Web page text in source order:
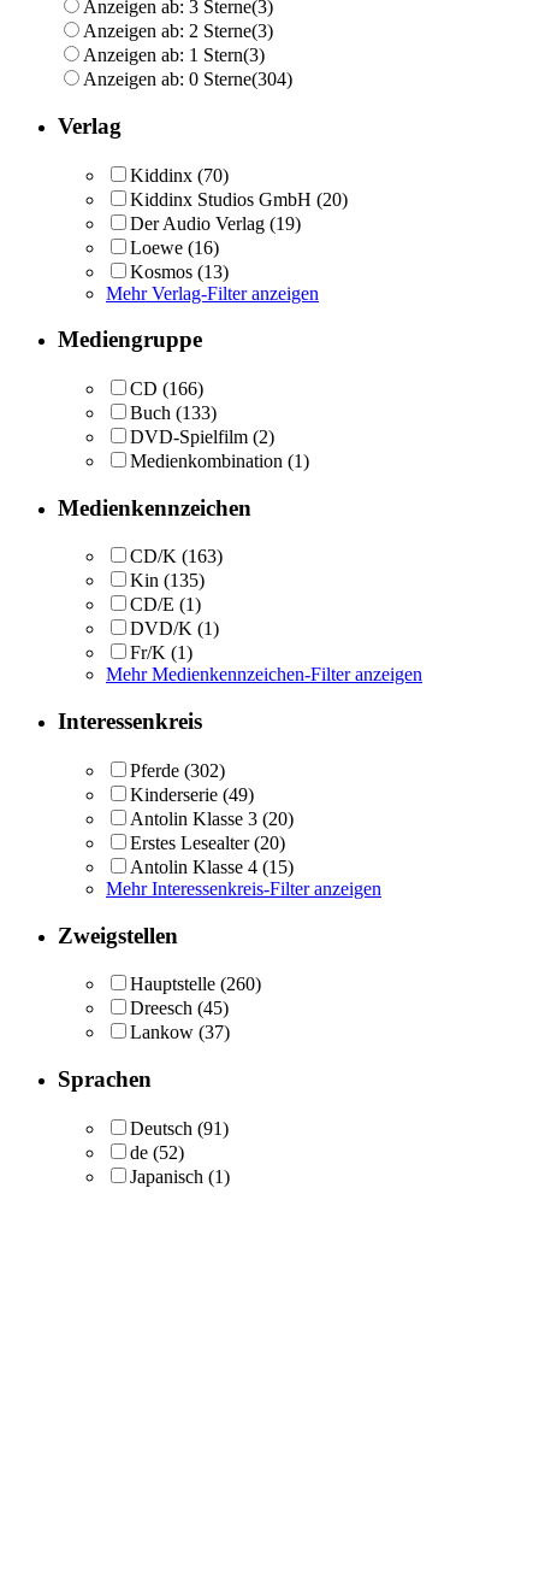
Anzeigen ab: 3 Sterne(3)
Anzeigen ab: 2 Sterne(3)
Anzeigen ab: 1 Stern(3)
Anzeigen ab: 0 Sterne(304)
Verlag
Kiddinx (70)
Kiddinx Studios GmbH (20)
Der Audio Verlag (19)
Loewe (16)
Kosmos (13)
Mehr Verlag-Filter anzeigen
Mediengruppe
CD (166)
Buch (133)
DVD-Spielfilm (2)
Medienkombination (1)
Medienkennzeichen
CD/K (163)
Kin (135)
CD/E (1)
DVD/K (1)
Fr/K (1)
Mehr Medienkennzeichen-Filter anzeigen
Interessenkreis
Pferde (302)
Kinderserie (49)
Antolin Klasse 3 (20)
Erstes Lesealter (20)
Antolin Klasse 4 (15)
Mehr Interessenkreis-Filter anzeigen
Zweigstellen
Hauptstelle (260)
Dreesch (45)
Lankow (37)
Sprachen
Deutsch (91)
de (52)
Japanisch (1)